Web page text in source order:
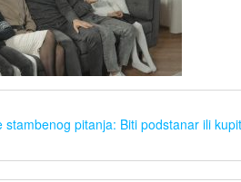
stambenog pitanja: Biti podstanar ili